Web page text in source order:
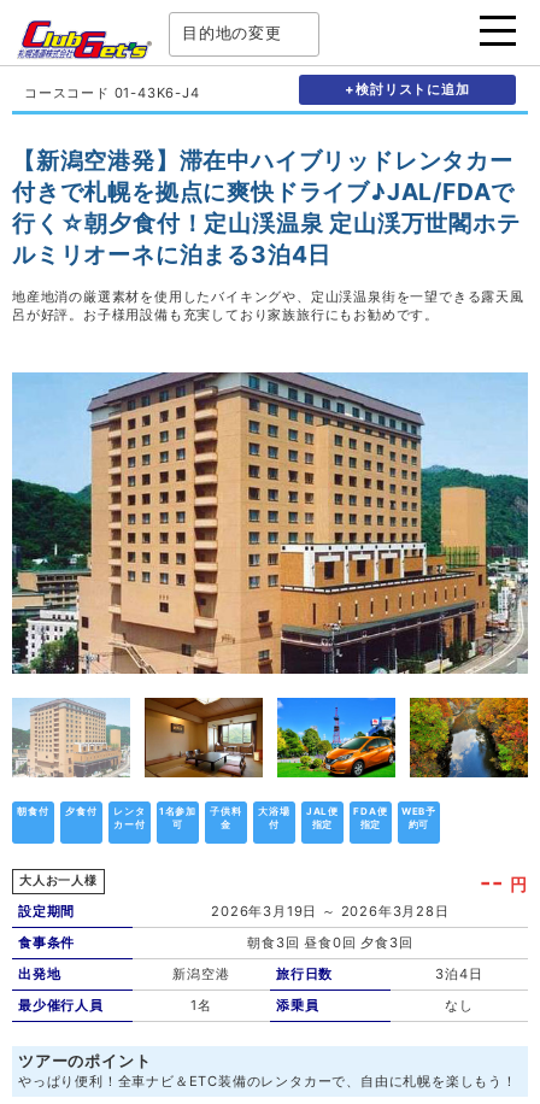
目的地の変更
コースコード 01-43K6-J4 +検討リストに追加
【新潟空港発】滞在中ハイブリッドレンタカー
付きで札幌を拠点に爽快ドライブ♪JAL/FDAで
行く☆朝夕食付！定山渓温泉 定山渓万世閣ホテ
ルミリオーネに泊まる3泊4日
地産地消の厳選素材を使用したバイキングや、定山渓温泉街を一望できる露天風
呂が好評。お子様用設備も充実しており家族旅行にもお勧めです。
朝食付 夕食付
レンタ
カー付
1名参加
可
子供料
金
大浴場
付
JAL便
指定
FDA便
指定
WEB予
約可
大人お一人様 -- 円
設定期間
2026年3月19日 ～ 2026年3月28日
食事条件
朝食3回 昼食0回 夕食3回
出発地
新潟空港
最少催行人員
1名
旅行日数
3泊4日
添乗員
なし
ツアーのポイント
やっぱり便利！全車ナビ＆ETC装備のレンタカーで、自由に札幌を楽しもう！